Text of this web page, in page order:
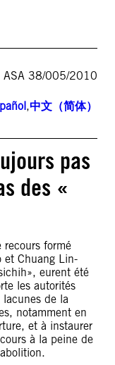
ASA 38/005/2010
,中文（简体）
pas
des «
recours formé
et Chuang Lin-
eurent été
les autorités
lacunes de la
notamment en
et à instaurer
à la peine de